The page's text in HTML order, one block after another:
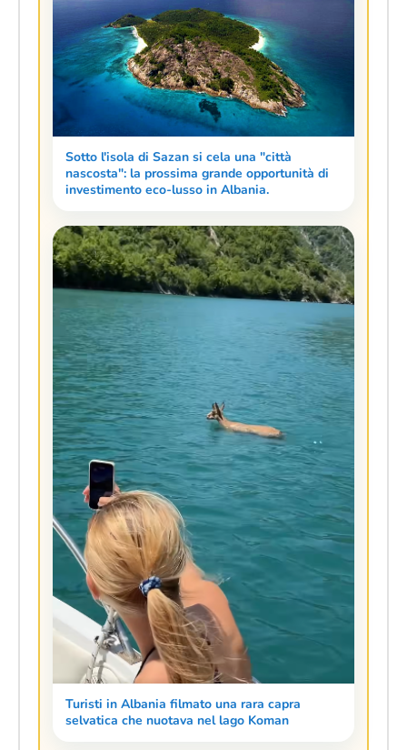
Sotto l'isola di Sazan si cela una "città
nascosta": la prossima grande opportunità di
investimento eco-lusso in Albania.
Turisti in Albania filmato una rara capra
selvatica che nuotava nel lago Koman